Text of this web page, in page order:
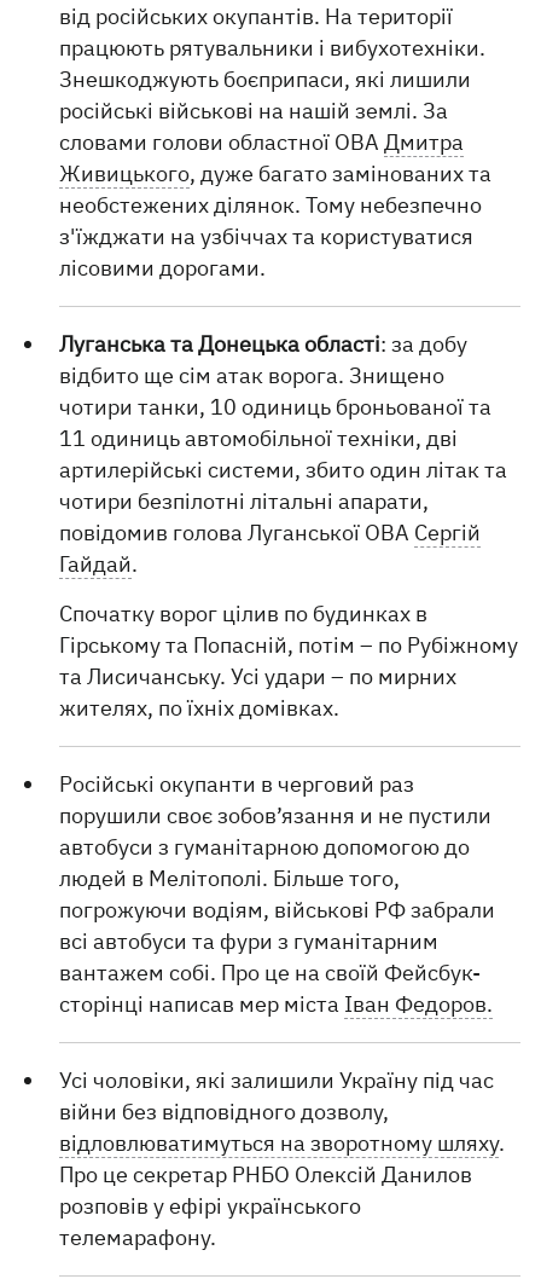
від російських окупантів. На території
працюють рятувальники і вибухотехніки.
Знешкоджують боєприпаси, які лишили
російські військові на нашій землі. За
словами голови областної ОВАДмитра
Живицького, дуже багато замінованих та
необстежених ділянок. Тому небезпечно
з'їжджати на узбіччах та користуватися
лісовими дорогами.
Луганська та Донецька області: за добу
відбито ще сім атак ворога. Знищено
чотири танки, 10 одиниць броньованої та
11 одиниць автомобільної техніки, дві
артилерійські системи, збито один літак та
чотири безпілотні літальні апарати,
повідомив голова Луганської ОВА Сергій
Гайдай.
Спочатку ворог цілив по будинках в
Гірському та Попасній, потім – по Рубіжному
та Лисичанську. Усі удари – по мирних
жителях, по їхніх домівках.
Російські окупанти в черговий раз
порушили своє зобов’язання и не пустили
автобуси з гуманітарною допомогою до
людей в Мелітополі. Більше того,
погрожуючи водіям, військові РФ забрали
всі автобуси та фури з гуманітарним
вантажем собі. Про це на своїй Фейсбук-
сторінці написав мер міста Іван Федоров.
Усі чоловіки, які залишили Україну під час
війни без відповідного дозволу,
відловлюватимуться на зворотному шляху.
Про це секретар РНБО Олексій Данилов
розповів у ефірі українського
телемарафону.